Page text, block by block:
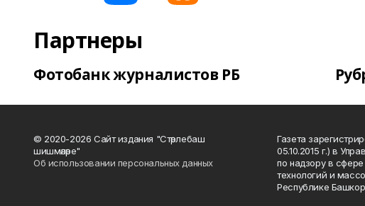
Партнеры
Фотобанк журналистов РБ
© 2020-2026 Сайт издания "Стәрлебаш
шишмәләре"
Об использовании персональных данных
Газета
05.10.2015 г.) в
по надзору в
технологий и
Республике